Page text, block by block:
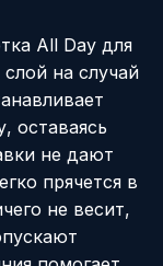
All Day для
на случай
оставаясь
не дают
прячется в
не весит,